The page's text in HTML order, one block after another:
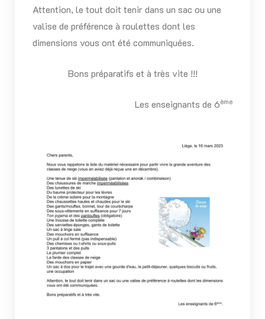
Attention, le tout doit tenir dans un sac ou une
valise de préférence à roulettes dont les
dimensions vous ont été communiquées.
Bons préparatifs et à très vite !!!
Les enseignants de 6ème